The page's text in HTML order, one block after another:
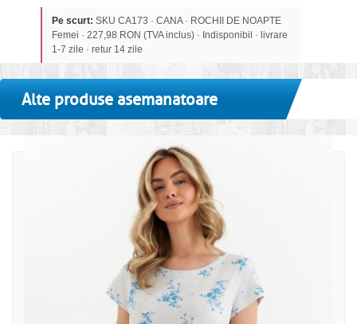
Pe scurt: SKU CA173 · CANA · ROCHII DE NOAPTE
Femei · 227,98 RON (TVA inclus) · Indisponibil · livrare
1-7 zile · retur 14 zile
Alte produse asemanatoare